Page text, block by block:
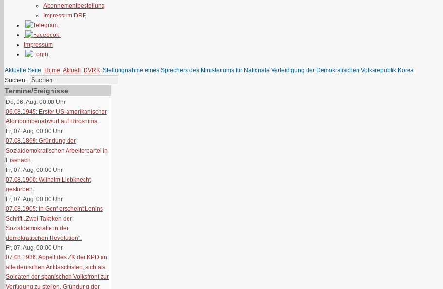
Abonnementbestellung
Impressum DRF
Impressum
Aktuelle Seite: Home Aktuell DVRK Stellungnahme eines Sprechers des Ministeriums für Nationale Verteidigung der Demokratischen Volksrepublik Korea
Suchen...
Termine/Ereignisse
Do, 06. Aug. 00:00 Uhr
06.08.1945: Erster US-amerikanischer
Atombombenabwurf auf Hiroshima.
Fr, 07. Aug. 00:00 Uhr
07.08.1869: Gründung der
Sozialdemokratischen Arbeiterpartei in
Eisenach.
Fr, 07. Aug. 00:00 Uhr
07.08.1900: Wilhelm Liebknecht
gestorben.
Fr, 07. Aug. 00:00 Uhr
07.08.1905: In Genf erscheint Lenins
Schrift „Zwei Taktiken der
Sozialdemokratie in der
demokratischen Revolution“.
Fr, 07. Aug. 00:00 Uhr
07.08.1936: Appell des ZK der KPD an
alle deutschen Antifaschisten, sich als
Soldaten der spanischen Volksfront zur
Verfügung zu stellen. Gründung der